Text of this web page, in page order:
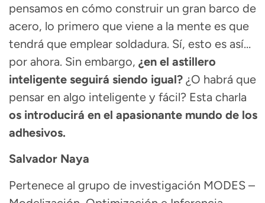
pensamos en cómo construir un gran barco de
acero, lo primero que viene a la mente es que
tendrá que emplear soldadura. Sí, esto es así…
por ahora. Sin embargo, ¿en el astillero
inteligente seguirá siendo igual? ¿O habrá que
pensar en algo inteligente y fácil? Esta charla
os introducirá en el apasionante mundo de los
adhesivos.
Salvador Naya
Pertenece al grupo de investigación MODES –